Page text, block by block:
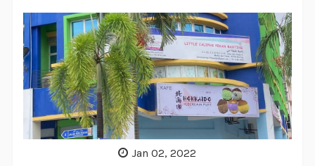
Jan 02, 2022